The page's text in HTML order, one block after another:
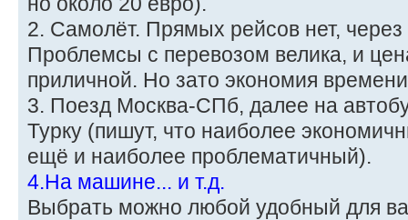
2. Самолёт. Прямых рейсов нет,
Проблемсы с перевозом велика, и
приличной. Но зато экономия
3. Поезд Москва-СПб, далее на
Турку (пишут, что наиболее
ещё и наиболее проблематичный).
4.На машине... и т.д.
Выбрать можно любой удобный для